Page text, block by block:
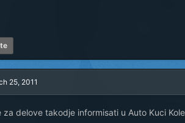
25, 2011
za delove takodje informisati u Auto Kuci